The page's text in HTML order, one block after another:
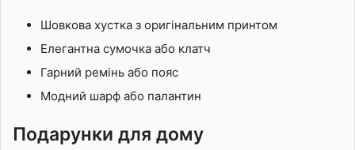
Шовкова хустка з оригінальним принтом
Елегантна сумочка або клатч
Гарний ремінь або пояс
Модний шарф або палантин
Подарунки для дому